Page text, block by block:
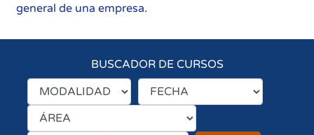
general de una empresa.
BUSCADOR DE CURSOS